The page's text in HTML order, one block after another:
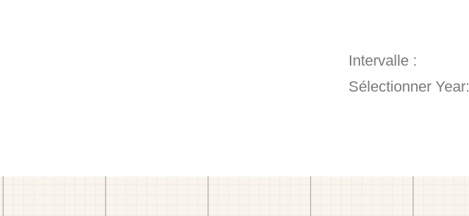
Intervalle :
Sélectionner Year: